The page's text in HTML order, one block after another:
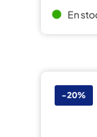
brightness_1 En
-20%